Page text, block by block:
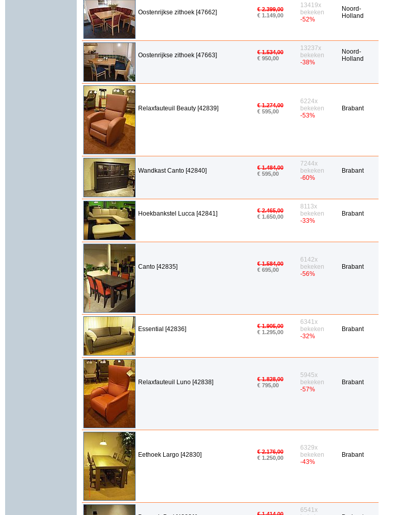
Oostenrijkse zithoek [47662]
€ 2.399,00
€ 1.149,00
13419x
bekeken
-52%
Noord-
Holland
Oostenrijkse zithoek [47663]
€ 1.534,00
€ 950,00
13237x
bekeken
-38%
Noord-
Holland
Relaxfauteuil Beauty [42839]
€ 1.274,00
€ 595,00
6224x
bekeken
-53%
Brabant
Wandkast Canto [42840]
€ 1.484,00
€ 595,00
7244x
bekeken
-60%
Brabant
Hoekbankstel Lucca [42841]
€ 2.465,00
€ 1.650,00
8113x
bekeken
-33%
Brabant
Canto [42835]
€ 1.584,00
€ 695,00
6142x
bekeken
-56%
Brabant
Essential [42836]
€ 1.905,00
€ 1.295,00
6341x
bekeken
-32%
Brabant
Relaxfauteuil Luno [42838]
€ 1.828,00
€ 795,00
5945x
bekeken
-57%
Brabant
Eethoek Largo [42830]
€ 2.176,00
€ 1.250,00
6329x
bekeken
-43%
Brabant
6541x